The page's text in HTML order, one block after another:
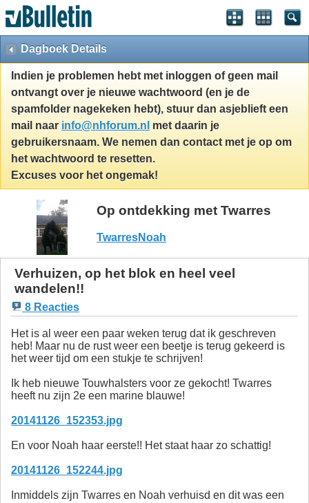
Dagboek Details
Indien je problemen hebt met inloggen of geen mail
ontvangt over je nieuwe wachtwoord (en je de
spamfolder nagekeken hebt), stuur dan asjeblieft een
mail naar info@nhforum.nl met daarin je
gebruikersnaam. We nemen dan contact met je op om
het wachtwoord te resetten.
Excuses voor het ongemak!
Op ontdekking met Twarres
TwarresNoah
Verhuizen, op het blok en heel veel
wandelen!!
8 Reacties
Het is al weer een paar weken terug dat ik geschreven
heb! Maar nu de rust weer een beetje is terug gekeerd is
het weer tijd om een stukje te schrijven!
Ik heb nieuwe Touwhalsters voor ze gekocht! Twarres
heeft nu zijn 2e een marine blauwe!
20141126_152353.jpg
En voor Noah haar eerste!! Het staat haar zo schattig!
20141126_152244.jpg
Inmiddels zijn Twarres en Noah verhuisd en dit was een